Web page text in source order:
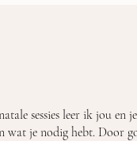
sessies leer ik jou
wat je nodig hebt. Door